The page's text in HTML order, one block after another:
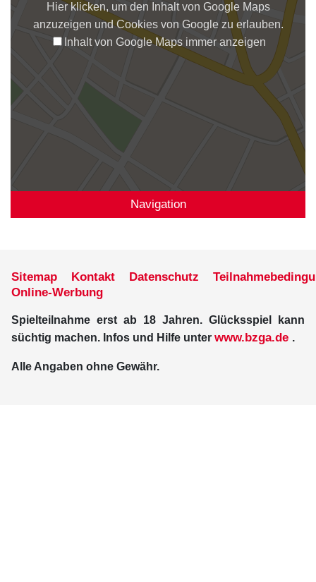
Hier klicken, um den Inhalt von Google Maps
anzuzeigen und Cookies von Google zu erlauben.
Inhalt von Google Maps immer anzeigen
Navigation
Sitemap Kontakt Datenschutz
Online-Werbung
Spielteilnahme erst ab 18 Jahren. Glücksspiel kann
süchtig machen. Infos und Hilfe unter www.bzga.de .
Alle Angaben ohne Gewähr.